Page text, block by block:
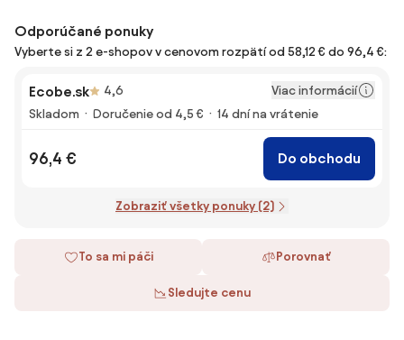
Odporúčané ponuky
Vyberte si z 2 e-shopov v cenovom rozpätí od 58,12 € do 96,4 €:
Ecobe.sk 4,6
Viac informácií
Skladom
Doručenie od 4,5 € 14 dní na vrátenie
96,4 € Do obchodu
Zobraziť všetky ponuky (2)
To sa mi páči Porovnať
Sledujte cenu